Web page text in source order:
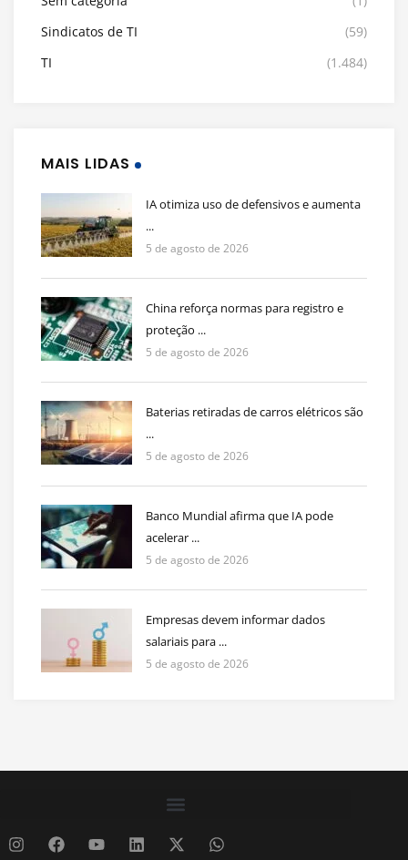
Sindicatos de TI
(59)
TI
(1.484)
MAIS LIDAS
IA otimiza uso de defensivos e aumenta
...
5 de agosto de 2026
China reforça normas para registro e
proteção ...
5 de agosto de 2026
Baterias retiradas de carros elétricos são
...
5 de agosto de 2026
Banco Mundial afirma que IA pode
acelerar ...
5 de agosto de 2026
Empresas devem informar dados
salariais para ...
5 de agosto de 2026